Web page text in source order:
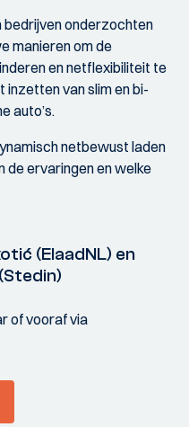
bedrijven onderzochten
manieren om de
en netflexibiliteit te
van slim en bi-
auto’s.
netbewust laden
ervaringen en welke
(ElaadNL) en
of vooraf via